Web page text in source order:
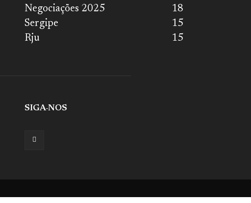
Negociações 2025
18
Sergipe
15
Rju
15
SIGA-NOS